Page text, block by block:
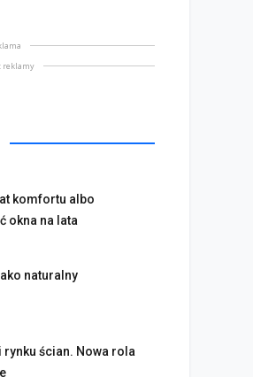
reklamy
komfortu albo
okna na lata
naturalny
ścian. Nowa rola